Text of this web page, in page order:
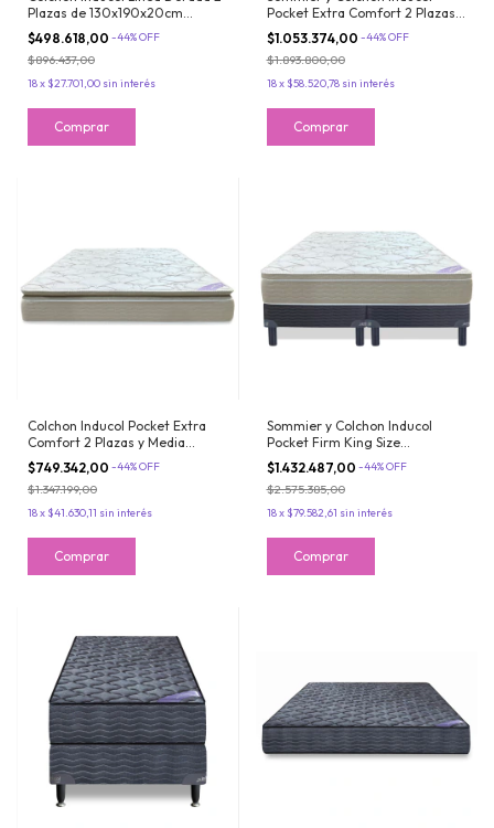
Plazas de 130x190x20cm
Espuma de Alta Densidad Extra
Firme
$498.618,00 -44%OFF
$896.437,00
18x $27.701,00 sin interés
Pocket Extra Comfort 2 Plazas y
Media 140x190 De Resortes con
Pillow
$1.053.374,00 -44%OFF
$1.893.800,00
18x $58.520,78 sin interés
Colchon Inducol Pocket Extra
Comfort 2 Plazas y Media
140x190 De Resortes con Pillow
$749.342,00 -44%OFF
$1.347.199,00
18x $41.630,11 sin interés
Sommier y Colchon Inducol
Pocket Firm King Size
180x200x24cm De Resortes
Pocket con Pillow Firme
$1.432.487,00 -44%OFF
$2.575.385,00
18x $79.582,61 sin interés